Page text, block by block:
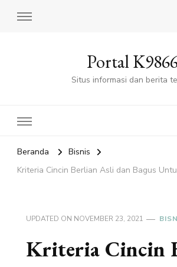
Portal
Situs informasi dan berita
Beranda
Bisnis
Kriteria Cincin Berlian Asli dan Bagus
UPDATED ON NOVEMBER 23, 2021
Kriteria Cincin